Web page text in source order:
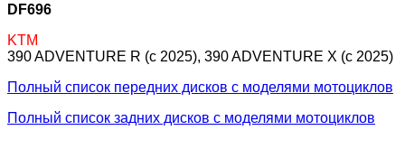
DF696
KTM
390 ADVENTURE R (c 2025), 390 ADVENTURE X (c 2025)
Полный список передних дисков с моделями мотоциклов
Полный список задних дисков с моделями мотоциклов